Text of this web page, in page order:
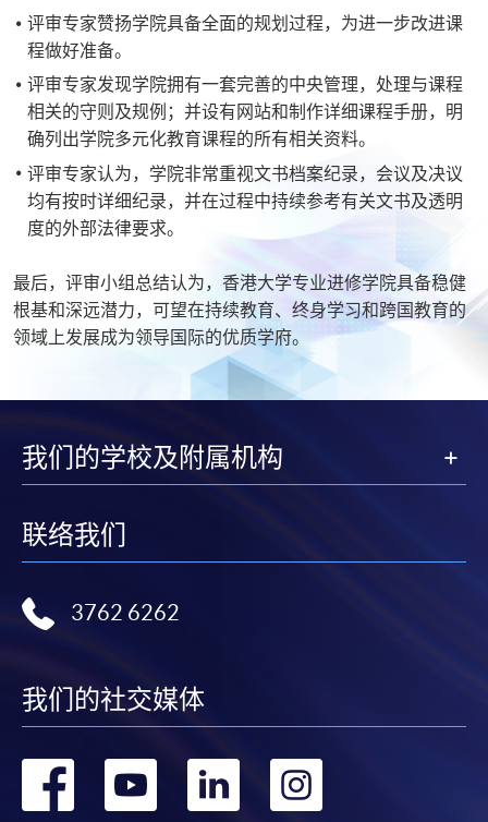
评审专家赞扬学院具备全面的规划过程，为进一步改进课
程做好准备。
评审专家发现学院拥有一套完善的中央管理，处理与课程
相关的守则及规例；并设有网站和制作详细课程手册，明
确列出学院多元化教育课程的所有相关资料。
评审专家认为，学院非常重视文书档案纪录，会议及决议
均有按时详细纪录，并在过程中持续参考有关文书及透明
度的外部法律要求。
最后，评审小组总结认为，香港大学专业进修学院具备稳健
根基和深远潜力，可望在持续教育、终身学习和跨国教育的
领域上发展成为领导国际的优质学府。
我们的学校及附属机构
联络我们
3762 6262
我们的社交媒体
转 转 转 转